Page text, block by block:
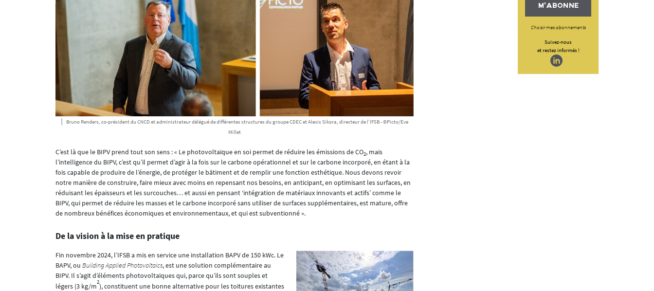
Bruno Renders, co-président du CNCD et administrateur délégué de différentes structures du groupe CDEC et Alexis Sikora, directeur de l’IFSB - ©Picto/Eve
Millet
C’est là que le BIPV prend tout son sens : « Le photovoltaïque en soi permet de réduire les émissions de CO2, mais
l’intelligence du BIPV, c’est qu’il permet d’agir à la fois sur le carbone opérationnel et sur le carbone incorporé, en étant à la
fois capable de produire de l’énergie, de protéger le bâtiment et de remplir une fonction esthétique. Nous devons revoir
notre manière de construire, faire mieux avec moins en repensant nos besoins, en anticipant, en optimisant les surfaces, en
réduisant les épaisseurs et les surcouches… et aussi en pensant ‘intégration de matériaux innovants et actifs’ comme le
BIPV, qui permet de réduire les masses et le carbone incorporé sans utiliser de surfaces supplémentaires, est mature, offre
de nombreux bénéfices économiques et environnementaux, et qui est subventionné ».
De la vision à la mise en pratique
Fin novembre 2024, l’IFSB a mis en service une installation BAPV de 150 kWc. Le
BAPV, ou Building Applied Photovoltaics, est une solution complémentaire au
BIPV. Il s’agit d’éléments photovoltaïques qui, parce qu’ils sont souples et
légers (3 kg/m2), constituent une bonne alternative pour les toitures existantes
M'ABONNE
Choisir mes abonnements
Suivez-nous
et restez informés !